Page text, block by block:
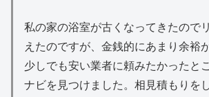
私の家の浴室が古くなってきたので
えたのですが、金銭的にあまり余裕
少しでも安い業者に頼みたかったと
ナビを見つけました。相見積もりを